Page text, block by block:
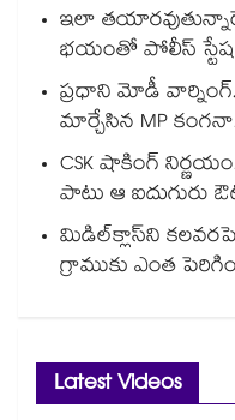
ఇలా
భయంతో పోలీస్
ప్రధాని మోడీ
మార్చేసిన MP
CSK షాకింగ్
పాటు ఆ ఐదుగురు
మిడిల్‌క్లాస్‌ని
గ్రాముకు ఎంత
Latest Videos